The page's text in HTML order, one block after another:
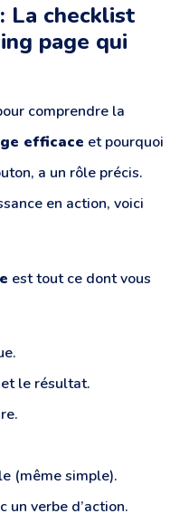
La checklist
page qui
comprendre la
efficace et pourquoi
a un rôle précis.
en action, voici
est tout ce dont vous
le résultat.
(même simple).
un verbe d’action.